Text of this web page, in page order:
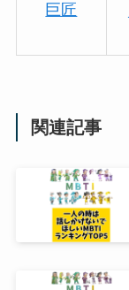
巨匠
関連記事